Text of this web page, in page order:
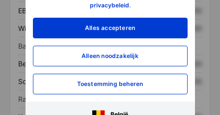
privacybeleid.
Alles accepteren
Alleen noodzakelijk
Toestemming beheren
EBITDA XXXXXXX
Winst XXXXXXX
Balans
Bezittingen XXXXXXX
Schulden XXXXXXX
Ratio's